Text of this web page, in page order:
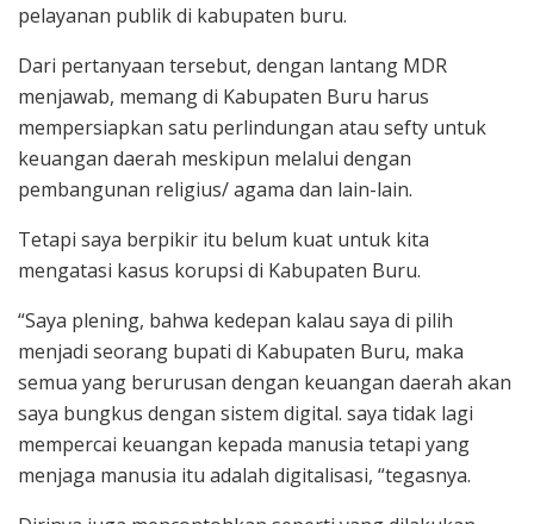
pelayanan publik di kabupaten buru.
Dari pertanyaan tersebut, dengan lantang MDR
menjawab, memang di Kabupaten Buru harus
mempersiapkan satu perlindungan atau sefty untuk
keuangan daerah meskipun melalui dengan
pembangunan religius/ agama dan lain-lain.
Tetapi saya berpikir itu belum kuat untuk kita
mengatasi kasus korupsi di Kabupaten Buru.
“Saya plening, bahwa kedepan kalau saya di pilih
menjadi seorang bupati di Kabupaten Buru, maka
semua yang berurusan dengan keuangan daerah akan
saya bungkus dengan sistem digital. saya tidak lagi
mempercai keuangan kepada manusia tetapi yang
menjaga manusia itu adalah digitalisasi, “tegasnya.